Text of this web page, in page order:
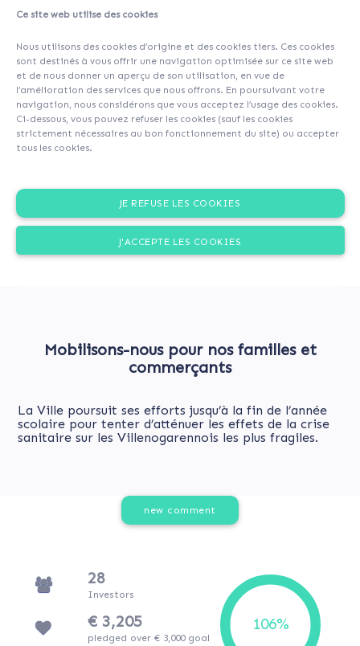
Ce site web utilise des cookies
Nous utilisons des cookies d’origine et des cookies tiers. Ces cookies
sont destinés à vous offrir une navigation optimisée sur ce site web
et de nous donner un aperçu de son utilisation, en vue de
l’amélioration des services que nous offrons. En poursuivant votre
navigation, nous considérons que vous acceptez l’usage des cookies.
Ci-dessous, vous pouvez refuser les cookies (sauf les cookies
strictement nécessaires au bon fonctionnement du site) ou accepter
tous les cookies.
JE REFUSE LES COOKIES
J'ACCEPTE LES COOKIES
Mobilisons-nous pour nos familles et
commerçants
La Ville poursuit ses efforts jusqu’à la fin de l’année
scolaire pour tenter d’atténuer les effets de la crise
sanitaire sur les Villenogarennois les plus fragiles.
new comment
28
Investors
€ 3,205
pledged over € 3,000 goal